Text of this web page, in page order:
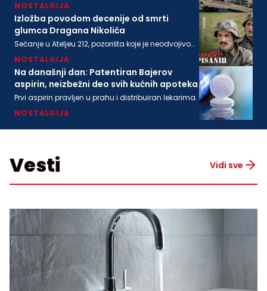
Matice srpske
NOSTALGIJA
Izložba povodom decenije od smrti
glumca Dragana Nikolića
Sećanje u Ateljeu 212, pozorišta koje je neodvojivo
NOSTALGIJA
Na današnji dan: Patentiran Bajerov
aspirin, neizbežni deo svih kućnih apoteka
Prvi aspirin pravljen u prahu i distribuiran lekarima.
NOSTALGIJA
Vesti Vidi sve